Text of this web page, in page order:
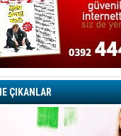
ÇIKANLAR